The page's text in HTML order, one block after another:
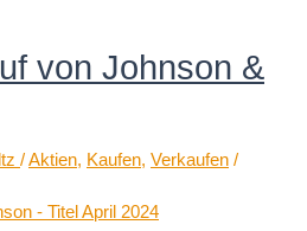
von Johnson &
/Aktien, Kaufen, Verkaufen /